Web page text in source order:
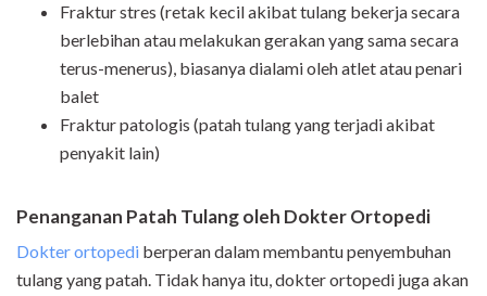
Fraktur stres (retak kecil akibat tulang bekerja secara
berlebihan atau melakukan gerakan yang sama secara
terus-menerus), biasanya dialami oleh atlet atau penari
balet
Fraktur patologis (patah tulang yang terjadi akibat
penyakit lain)
Penanganan Patah Tulang oleh Dokter Ortopedi
Dokter ortopedi berperan dalam membantu penyembuhan
tulang yang patah. Tidak hanya itu, dokter ortopedi juga akan